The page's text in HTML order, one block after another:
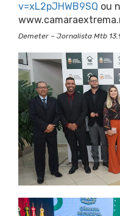
v=xL2pJHWB9SQ ou
Demeter – Jornalista Mtb